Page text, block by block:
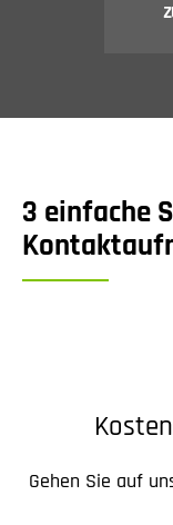
3 einfache
Gehen Sie auf